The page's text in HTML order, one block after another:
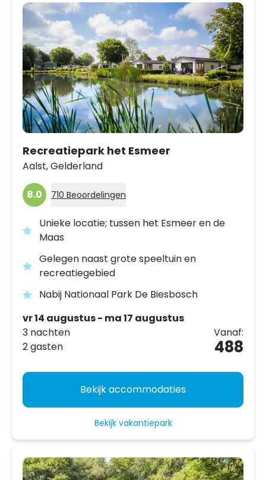
Recreatiepark het Esmeer
Aalst,Gelderland
8.0 710 Beoordelingen
Unieke locatie; tussen het Esmeer en de
Maas
Gelegen naast grote speeltuin en
recreatiegebied
Nabij Nationaal Park De Biesbosch
vr 14 augustus - ma 17 augustus
3 nachten
2 gasten
Vanaf:
488
Bekijk accommodaties
Bekijk vakantiepark